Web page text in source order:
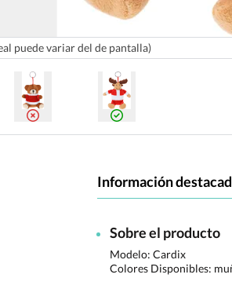
puede variar del de pantalla)
Información
Sobre el producto
Modelo: Cardix
Colores Disponibles: